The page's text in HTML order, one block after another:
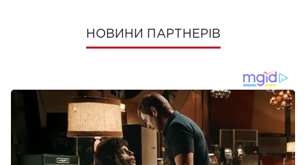
НОВИНИ ПАРТНЕРІВ